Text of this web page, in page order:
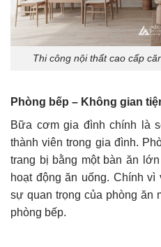
Thi công nội thất cao cấp
Phòng bếp – Không gian
Bữa cơm gia đình chính là
thành viên trong gia đình.
trang bị bằng một bàn ăn
hoạt động ăn uống. Chính
sự quan trọng của phòng ăn
phòng bếp.